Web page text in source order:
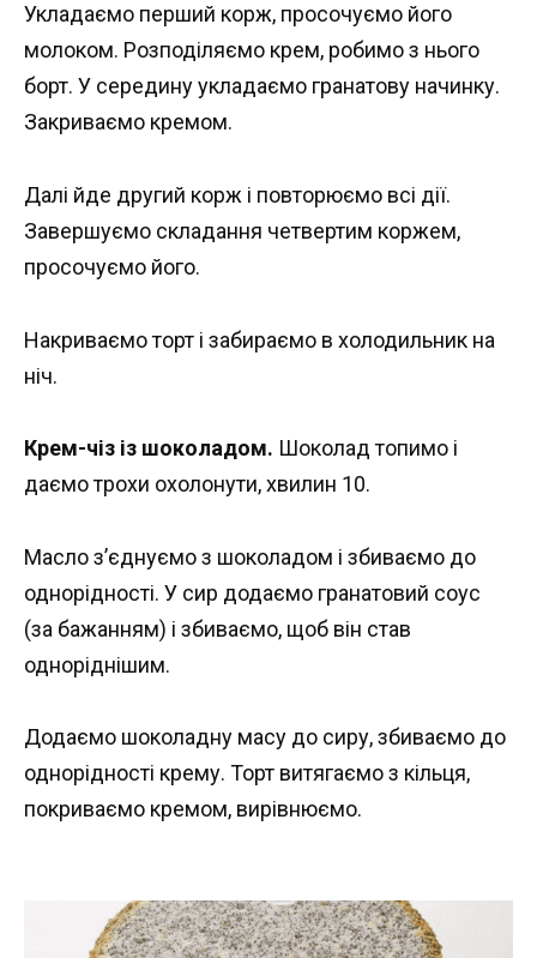
Укладаємо перший корж, просочуємо його
молоком. Розподіляємо крем, робимо з нього
борт. У середину укладаємо гранатову начинку.
Закриваємо кремом.
Далі йде другий корж і повторюємо всі дії.
Завершуємо складання четвертим коржем,
просочуємо його.
Накриваємо торт і забираємо в холодильник на
ніч.
Крем-чіз із шоколадом. Шоколад топимо і
даємо трохи охолонути, хвилин 10.
Масло з’єднуємо з шоколадом і збиваємо до
однорідності. У сир додаємо гранатовий соус
(за бажанням) і збиваємо, щоб він став
одноріднішим.
Додаємо шоколадну масу до сиру, збиваємо до
однорідності крему. Торт витягаємо з кільця,
покриваємо кремом, вирівнюємо.